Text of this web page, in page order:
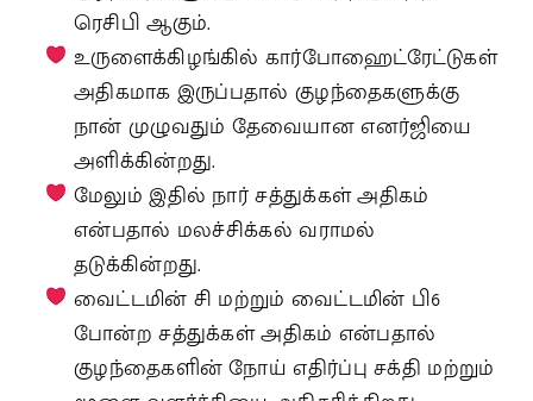
ரெசிபி ஆகும்.
உருளைக்கிழங்கில் கார்போஹைட்ரேட்டுகள்
அதிகமாக இருப்பதால் குழந்தைகளுக்கு
நான் முழுவதும் தேவையான எனர்ஜியை
அளிக்கின்றது.
மேலும் இதில் நார் சத்துக்கள் அதிகம்
என்பதால் மலச்சிக்கல் வராமல்
தடுக்கின்றது.
வைட்டமின் சி மற்றும் வைட்டமின் பி6
போன்ற சத்துக்கள் அதிகம் என்பதால்
குழந்தைகளின் நோய் எதிர்ப்பு சக்தி மற்றும்